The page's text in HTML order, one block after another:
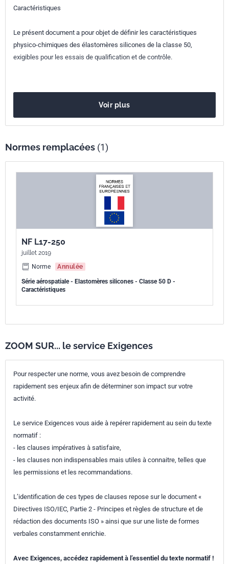
Caractéristiques
Le présent document a pour objet de définir les caractéristiques
physico-chimiques des élastomères silicones de la classe 50,
exigibles pour les essais de qualification et de contrôle.
Voir plus
Normes remplacées (1)
NF L17-250
juillet 2019
Norme
Annulée
Série aérospatiale - Elastomères silicones - Classe 50 D -
Caractéristiques
ZOOM SUR... le service Exigences
Pour respecter une norme, vous avez besoin de comprendre
rapidement ses enjeux afin de déterminer son impact sur votre
activité.
Le service Exigences vous aide à repérer rapidement au sein du texte
normatif :
- les clauses impératives à satisfaire,
- les clauses non indispensables mais utiles à connaitre, telles que
les permissions et les recommandations.
L’identification de ces types de clauses repose sur le document «
Directives ISO/IEC, Partie 2 - Principes et règles de structure et de
rédaction des documents ISO » ainsi que sur une liste de formes
verbales constamment enrichie.
Avec Exigences, accédez rapidement à l’essentiel du texte normatif !